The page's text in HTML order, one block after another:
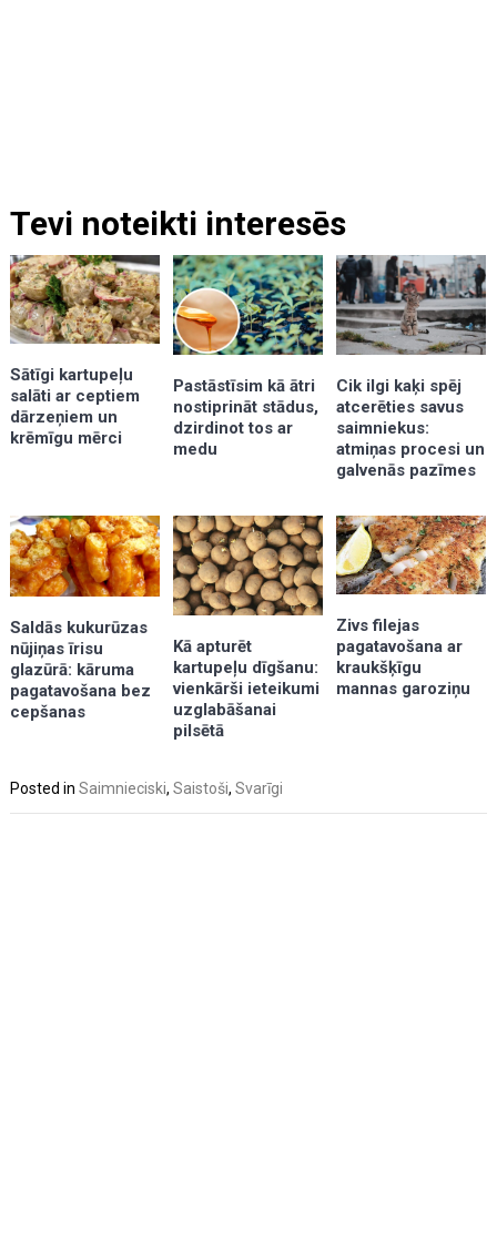
Tevi noteikti interesēs
Sātīgi kartupeļu
salāti ar ceptiem
dārzeņiem un
krēmīgu mērci
Pastāstīsim kā ātri
nostiprināt stādus,
dzirdinot tos ar
medu
Cik ilgi kaķi spēj
atcerēties savus
saimniekus:
atmiņas procesi un
galvenās pazīmes
Saldās kukurūzas
nūjiņas īrisu
glazūrā: kāruma
pagatavošana bez
cepšanas
Kā apturēt
kartupeļu dīgšanu:
vienkārši ieteikumi
uzglabāšanai
pilsētā
Zivs filejas
pagatavošana ar
kraukšķīgu
mannas garoziņu
Posted inSaimnieciski,Saistoši,Svarīgi